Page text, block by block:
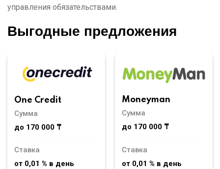
управления обязательствами.
Выгодные предложения
One Credit
Сумма
до 170 000 ₸
Ставка
от 0,01 % в день
Moneyman
Сумма
до 170 000 ₸
Ставка
от 0,01 % в день